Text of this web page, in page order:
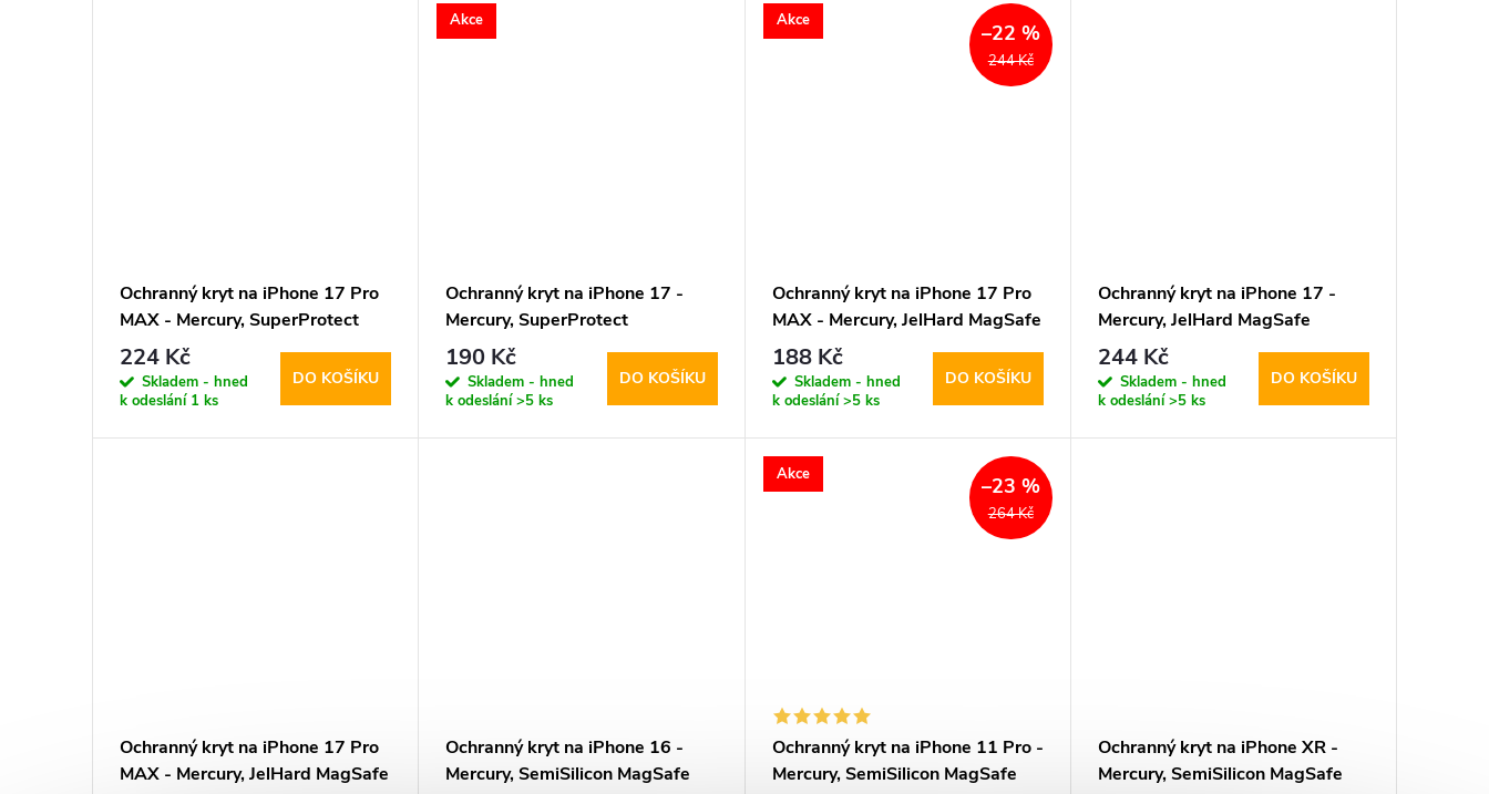
Ochranný kryt na iPhone 17 Pro
MAX - Mercury, SuperProtect
Transparent
224 Kč
Skladem - hned
k odeslání 1 ks
DO KOŠÍKU
Akce
Ochranný kryt na iPhone 17 -
Mercury, SuperProtect
Transparent
190 Kč
Skladem - hned
k odeslání>5 ks
DO KOŠÍKU
Akce
244 Kč
–22 %
Ochranný kryt na iPhone 17 Pro
MAX - Mercury, JelHard MagSafe
Transparent
188 Kč
Skladem - hned
k odeslání>5 ks
DO KOŠÍKU
Ochranný kryt na iPhone 17 -
Mercury, JelHard MagSafe
Transparent
244 Kč
Skladem - hned
k odeslání>5 ks
DO KOŠÍKU
Ochranný kryt na iPhone 17 Pro
MAX - Mercury, JelHard MagSafe
Ochranný kryt na iPhone 16 -
Mercury, SemiSilicon MagSafe
Akce
264 Kč
–23 %
Ochranný kryt na iPhone 11 Pro -
Mercury, SemiSilicon MagSafe
Ochranný kryt na iPhone XR -
Mercury, SemiSilicon MagSafe